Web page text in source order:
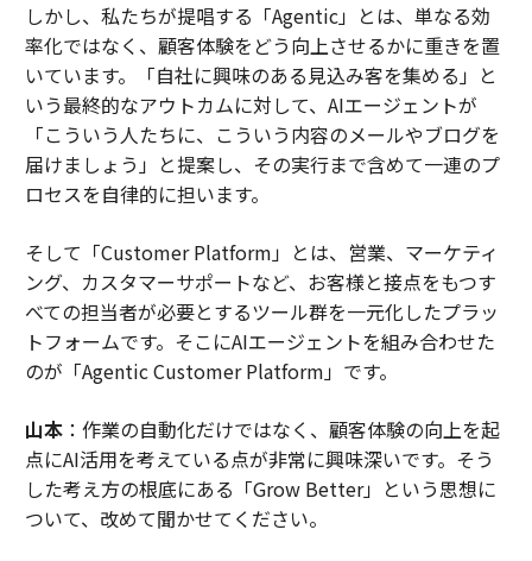
しかし、私たちが提唱する「Agentic」とは、単なる効
率化ではなく、顧客体験をどう向上させるかに重きを置
いています。「自社に興味のある見込み客を集める」と
いう最終的なアウトカムに対して、AIエージェントが
「こういう人たちに、こういう内容のメールやブログを
届けましょう」と提案し、その実行まで含めて一連のプ
ロセスを自律的に担います。
そして「Customer Platform」とは、営業、マーケティ
ング、カスタマーサポートなど、お客様と接点をもつす
べての担当者が必要とするツール群を一元化したプラッ
トフォームです。そこにAIエージェントを組み合わせた
のが「Agentic Customer Platform」です。
山本：作業の自動化だけではなく、顧客体験の向上を起
点にAI活用を考えている点が非常に興味深いです。そう
した考え方の根底にある「Grow Better」という思想に
ついて、改めて聞かせてください。